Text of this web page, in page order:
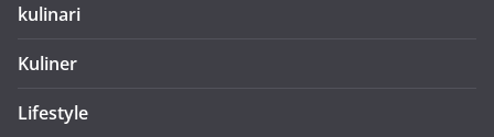
kulinari
Kuliner
Lifestyle